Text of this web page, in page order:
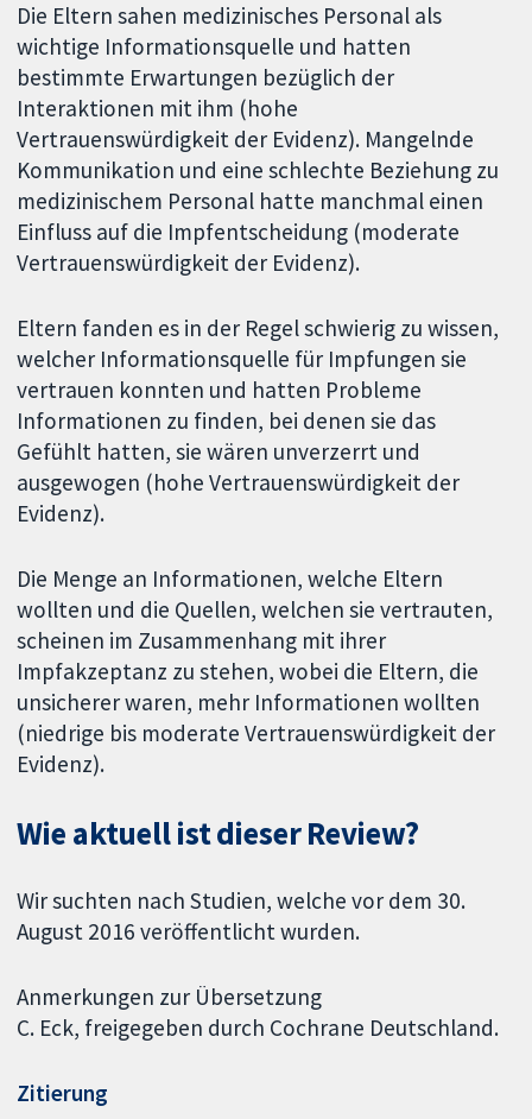
Die Eltern sahen medizinisches Personal als
wichtige Informationsquelle und hatten
bestimmte Erwartungen bezüglich der
Interaktionen mit ihm (hohe
Vertrauenswürdigkeit der Evidenz). Mangelnde
Kommunikation und eine schlechte Beziehung zu
medizinischem Personal hatte manchmal einen
Einfluss auf die Impfentscheidung (moderate
Vertrauenswürdigkeit der Evidenz).
Eltern fanden es in der Regel schwierig zu wissen,
welcher Informationsquelle für Impfungen sie
vertrauen konnten und hatten Probleme
Informationen zu finden, bei denen sie das
Gefühlt hatten, sie wären unverzerrt und
ausgewogen (hohe Vertrauenswürdigkeit der
Evidenz).
Die Menge an Informationen, welche Eltern
wollten und die Quellen, welchen sie vertrauten,
scheinen im Zusammenhang mit ihrer
Impfakzeptanz zu stehen, wobei die Eltern, die
unsicherer waren, mehr Informationen wollten
(niedrige bis moderate Vertrauenswürdigkeit der
Evidenz).
Wie aktuell ist dieser Review?
Wir suchten nach Studien, welche vor dem 30.
August 2016 veröffentlicht wurden.
Anmerkungen zur Übersetzung
C. Eck, freigegeben durch Cochrane Deutschland.
Zitierung